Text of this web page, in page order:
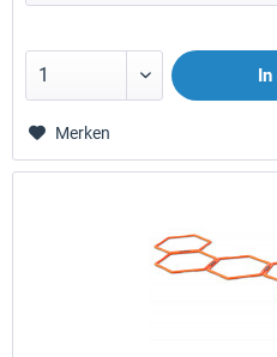
In
Merken